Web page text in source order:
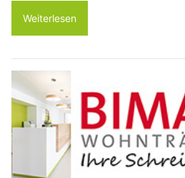
Weiterlesen